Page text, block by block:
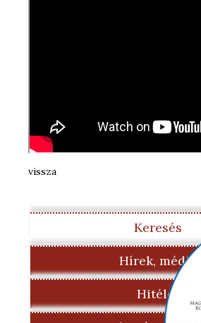
vissza
Keresés
Hírek, média
Hitélet